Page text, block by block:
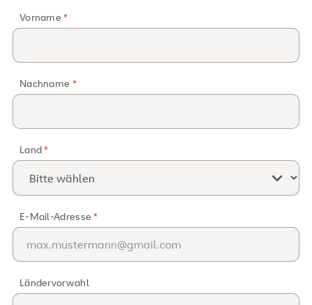
Vorname
Nachname
Land
E-Mail-Adresse
Ländervorwahl